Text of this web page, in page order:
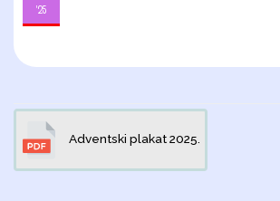
'25
Adventski plakat 2025.